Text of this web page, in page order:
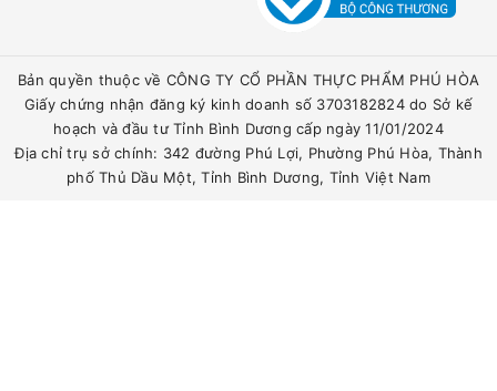
Bản quyền thuộc về CÔNG TY CỔ PHẦN THỰC PHẨM PHÚ HÒA
Giấy chứng nhận đăng ký kinh doanh số 3703182824 do Sở kế
hoạch và đầu tư Tỉnh Bình Dương cấp ngày 11/01/2024
Địa chỉ trụ sở chính: 342 đường Phú Lợi, Phường Phú Hòa, Thành
phố Thủ Dầu Một, Tỉnh Bình Dương, Tỉnh Việt Nam